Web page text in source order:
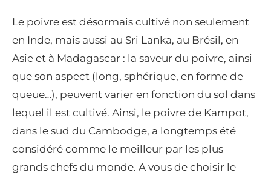
Le poivre est désormais cultivé non seulement
en Inde, mais aussi au Sri Lanka, au Brésil, en
Asie et à Madagascar : la saveur du poivre, ainsi
que son aspect (long, sphérique, en forme de
queue…), peuvent varier en fonction du sol dans
lequel il est cultivé. Ainsi, le poivre de Kampot,
dans le sud du Cambodge, a longtemps été
considéré comme le meilleur par les plus
grands chefs du monde. A vous de choisir le